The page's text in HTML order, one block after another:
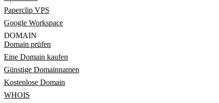
Paperclip VPS
Google Workspace
DOMAIN
Domain prüfen
Eine Domain kaufen
Günstige Domainnamen
Kostenlose Domain
WHOIS